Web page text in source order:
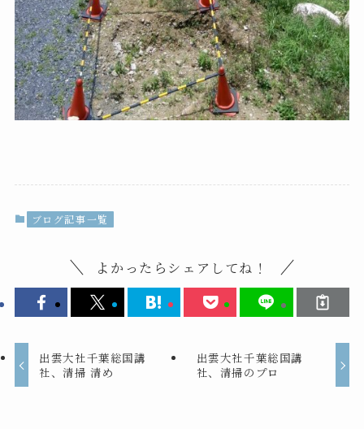
ブログ記事一覧
よかったらシェアしてね！
出雲大社千葉総国講
社、清掃 清め
出雲大社千葉総国講
社、清掃のプロ